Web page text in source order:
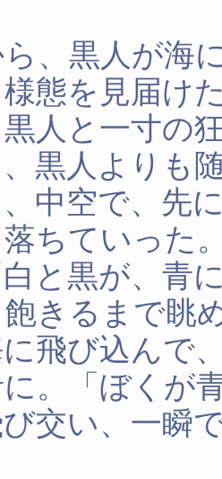
、黒人が海
態を見届け
人と一寸の
黒人よりも
中空で、先
落ちていった
と黒が、青
きるまで眺
飛び込んで
に。「ぼくが
交い、一瞬